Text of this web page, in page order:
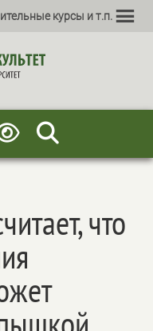
курсы и т.п.
что